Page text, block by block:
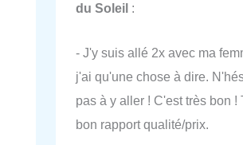
du Soleil :
- J'y suis allé 2x avec ma
j'ai qu'une chose à dire.
pas à y aller ! C'est très bon !
bon rapport qualité/prix.